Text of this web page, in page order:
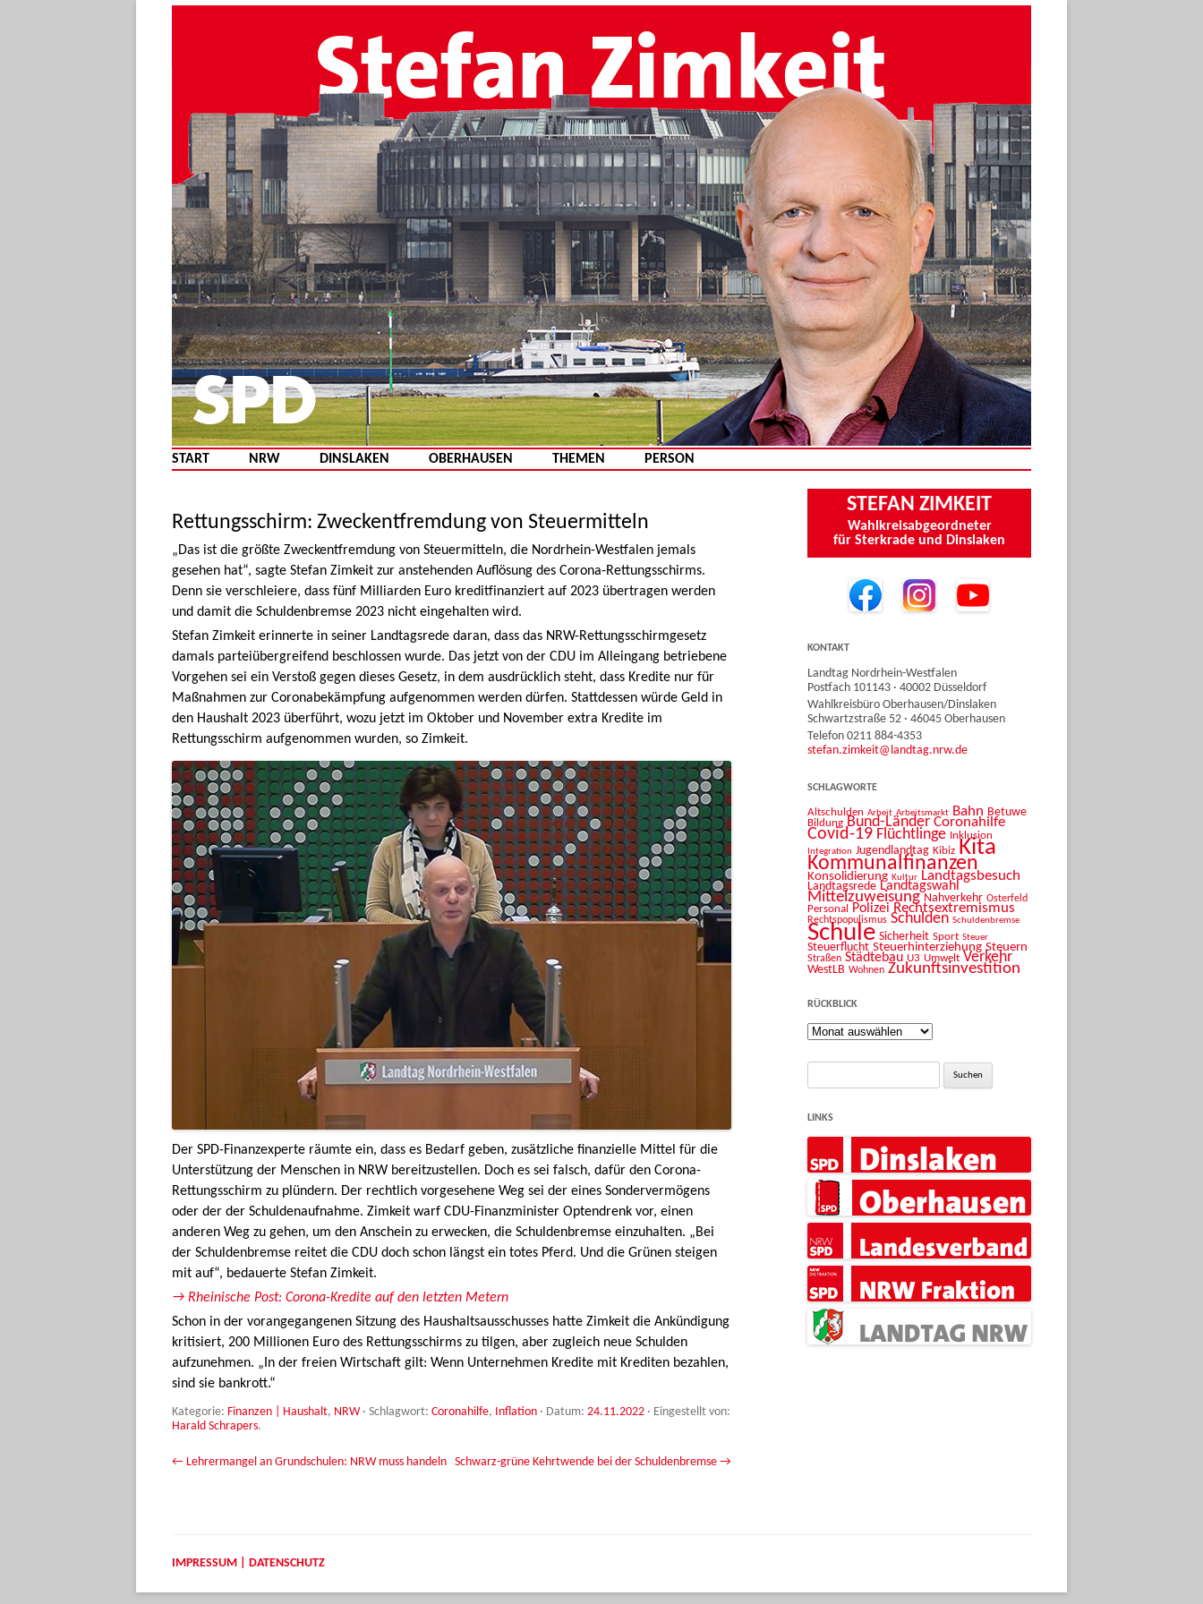
Zum Inhalt springen
START NRW DINSLAKEN OBERHAUSEN THEMEN PERSON
Rettungsschirm: Zweckentfremdung von Steuermitteln
„Das ist die größte Zweckentfremdung von Steuermitteln, die Nordrhein-Westfalen jemals
gesehen hat“, sagte Stefan Zimkeit zur anstehenden Auflösung des Corona-Rettungsschirms.
Denn sie verschleiere, dass fünf Milliarden Euro kreditfinanziert auf 2023 übertragen werden
und damit die Schuldenbremse 2023 nicht eingehalten wird.
Stefan Zimkeit erinnerte in seiner Landtagsrede daran, dass das NRW-Rettungsschirmgesetz
damals parteiübergreifend beschlossen wurde. Das jetzt von der CDU im Alleingang betriebene
Vorgehen sei ein Verstoß gegen dieses Gesetz, in dem ausdrücklich steht, dass Kredite nur für
Maßnahmen zur Coronabekämpfung aufgenommen werden dürfen. Stattdessen würde Geld in
den Haushalt 2023 überführt, wozu jetzt im Oktober und November extra Kredite im
Rettungsschirm aufgenommen wurden, so Zimkeit.
Der SPD-Finanzexperte räumte ein, dass es Bedarf geben, zusätzliche finanzielle Mittel für die
Unterstützung der Menschen in NRW bereitzustellen. Doch es sei falsch, dafür den Corona-
Rettungsschirm zu plündern. Der rechtlich vorgesehene Weg sei der eines Sondervermögens
oder der der Schuldenaufnahme. Zimkeit warf CDU-Finanzminister Optendrenk vor, einen
anderen Weg zu gehen, um den Anschein zu erwecken, die Schuldenbremse einzuhalten. „Bei
der Schuldenbremse reitet die CDU doch schon längst ein totes Pferd. Und die Grünen steigen
mit auf“, bedauerte Stefan Zimkeit.
→ Rheinische Post: Corona-Kredite auf den letzten Metern
Schon in der vorangegangenen Sitzung des Haushaltsausschusses hatte Zimkeit die Ankündigung
kritisiert, 200 Millionen Euro des Rettungsschirms zu tilgen, aber zugleich neue Schulden
aufzunehmen. „In der freien Wirtschaft gilt: Wenn Unternehmen Kredite mit Krediten bezahlen,
sind sie bankrott.“
Kategorie: Finanzen | Haushalt, NRW· Schlagwort: Coronahilfe, Inflation · Datum: 24.11.2022 · Eingestellt von:
Harald Schrapers.
Beitrags-Navigation
← Lehrermangel an Grundschulen: NRW muss handeln Schwarz-grüne Kehrtwende bei der Schuldenbremse →
STEFAN ZIMKEIT
Wahlkreisabgeordneter
für Sterkrade und Dinslaken
KONTAKT
Landtag Nordrhein-Westfalen
Postfach 101143 · 40002 Düsseldorf
Wahlkreisbüro Oberhausen/Dinslaken
Schwartzstraße 52 · 46045 Oberhausen
Telefon 0211 884-4353
stefan.zimkeit@landtag.nrw.de
SCHLAGWORTE
Altschulden Arbeit Arbeitsmarkt Bahn Betuwe
Bildung Bund-Länder Coronahilfe
Covid-19 Flüchtlinge Inklusion
Integration Jugendlandtag Kibiz Kita
Kommunalfinanzen
Konsolidierung Kultur Landtagsbesuch
Landtagsrede Landtagswahl
Mittelzuweisung Nahverkehr Osterfeld
Personal Polizei Rechtsextremismus
Rechtspopulismus Schulden Schuldenbremse
Schule Sicherheit Sport Steuer
Steuerflucht Steuerhinterziehung Steuern
Straßen Städtebau U3 Umwelt Verkehr
WestLB Wohnen Zukunftsinvestition
RÜCKBLICK
Rückblick
Suche
LINKS
IMPRESSUM | DATENSCHUTZ